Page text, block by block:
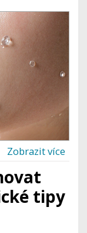
Zobrazit více
tipy